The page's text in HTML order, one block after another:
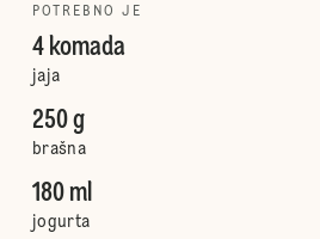
POTREBNO JE
4 komada
jaja
250 g
brašna
180 ml
jogurta